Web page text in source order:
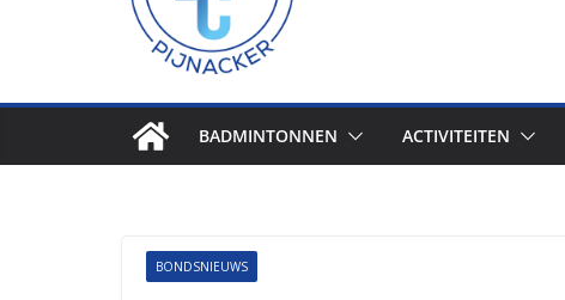
BADMINTONNEN ACTIVITEITEN
BONDSNIEUWS